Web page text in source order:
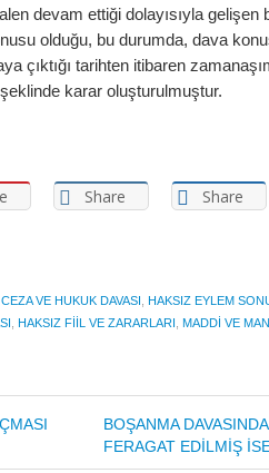
devam ettiği dolayısıyla
olduğu, bu durumda, dava
çıktığı tarihten itibaren
karar oluşturulmuştur.
Share Share
VE HUKUK DAVASI HAKSIZ EYLEM
HAKSIZ FIIL VE ZARARLARI MADDI VE
BOŞANMA
FERAGAT EDİLMİŞ